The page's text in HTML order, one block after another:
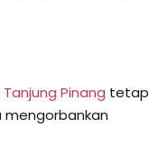
Pinang tetap